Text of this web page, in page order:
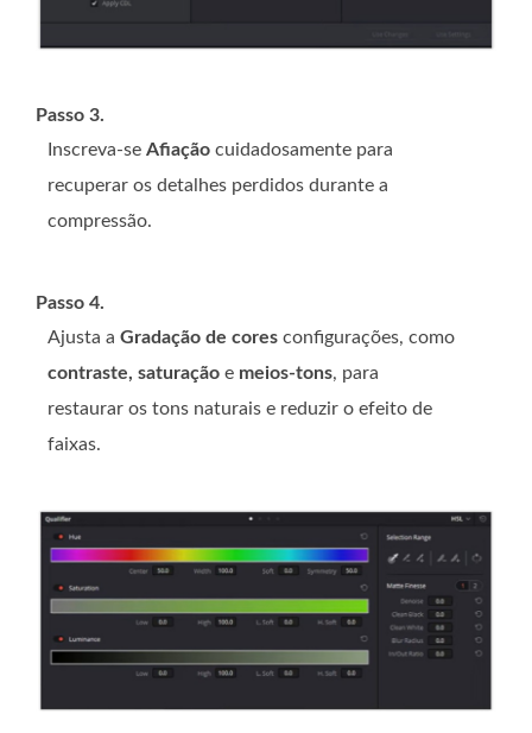
Passo 3.
Inscreva-se Afiação cuidadosamente para
recuperar os detalhes perdidos durante a
compressão.
Passo 4.
Ajusta a Gradação de cores configurações, como
contraste, saturação e meios-tons, para
restaurar os tons naturais e reduzir o efeito de
faixas.